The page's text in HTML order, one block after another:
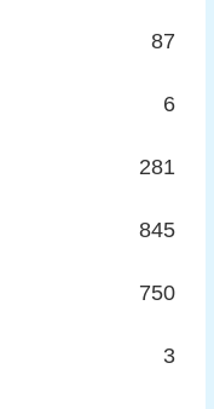
87
6
281
845
750
3